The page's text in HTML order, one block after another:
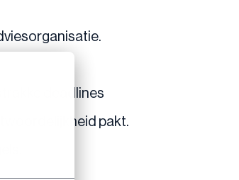
strakke deadlines
pakt.